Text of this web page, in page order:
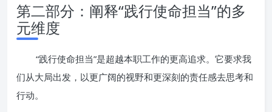
第二部分：阐释“践行使命担当”的多
元维度
“践行使命担当”是超越本职工作的更高追求。它要求我
们从大局出发，以更广阔的视野和更深刻的责任感去思考和
行动。